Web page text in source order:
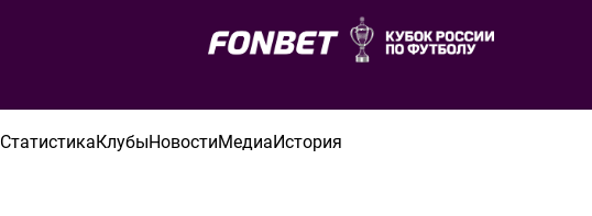
СтатистикаКлубыНовостиМедиаИстория